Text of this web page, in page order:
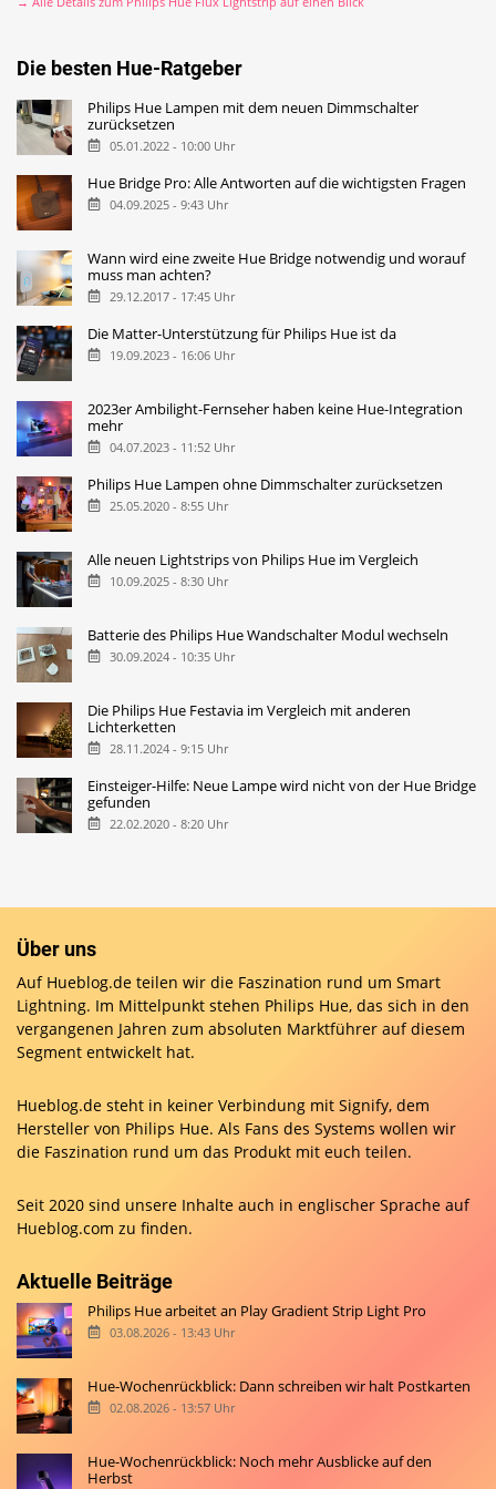
Die besten Hue-Ratgeber
Philips Hue Lampen mit dem neuen Dimmschalter
zurücksetzen
05.01.2022 - 10:00 Uhr
Hue Bridge Pro: Alle Antworten auf die wichtigsten Fragen
04.09.2025 - 9:43 Uhr
Wann wird eine zweite Hue Bridge notwendig und worauf
muss man achten?
29.12.2017 - 17:45 Uhr
Die Matter-Unterstützung für Philips Hue ist da
19.09.2023 - 16:06 Uhr
2023er Ambilight-Fernseher haben keine Hue-Integration
mehr
04.07.2023 - 11:52 Uhr
Philips Hue Lampen ohne Dimmschalter zurücksetzen
25.05.2020 - 8:55 Uhr
Alle neuen Lightstrips von Philips Hue im Vergleich
10.09.2025 - 8:30 Uhr
Batterie des Philips Hue Wandschalter Modul wechseln
30.09.2024 - 10:35 Uhr
Die Philips Hue Festavia im Vergleich mit anderen
Lichterketten
28.11.2024 - 9:15 Uhr
Einsteiger-Hilfe: Neue Lampe wird nicht von der Hue Bridge
gefunden
22.02.2020 - 8:20 Uhr
Über uns
Auf Hueblog.de teilen wir die Faszination rund um Smart
Lightning. Im Mittelpunkt stehen Philips Hue, das sich in den
vergangenen Jahren zum absoluten Marktführer auf diesem
Segment entwickelt hat.
Hueblog.de steht in keiner Verbindung mit Signify, dem
Hersteller von Philips Hue. Als Fans des Systems wollen wir
die Faszination rund um das Produkt mit euch teilen.
Seit 2020 sind unsere Inhalte auch in englischer Sprache auf
Hueblog.com zu finden.
Aktuelle Beiträge
Philips Hue arbeitet an Play Gradient Strip Light Pro
03.08.2026 - 13:43 Uhr
Hue-Wochenrückblick: Dann schreiben wir halt Postkarten
02.08.2026 - 13:57 Uhr
Hue-Wochenrückblick: Noch mehr Ausblicke auf den
Herbst